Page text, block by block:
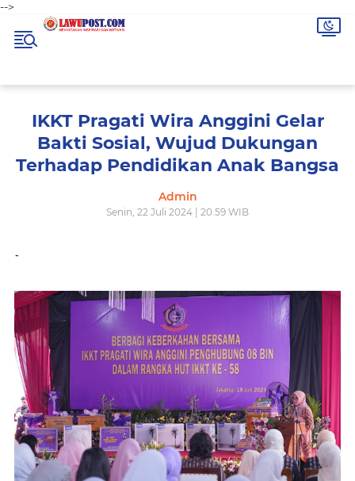
-->
IKKT Pragati Wira Anggini Gelar
Bakti Sosial, Wujud Dukungan
Terhadap Pendidikan Anak Bangsa
Admin
Senin, 22 Juli 2024 | 20.59 WIB
-